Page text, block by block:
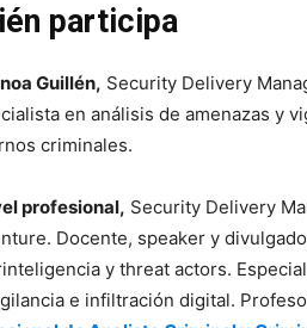
participa
Guillén, Security Delivery
en análisis de amenazas y
criminales.
profesional, Security Delivery
Docente, speaker y
y threat actors.
e infiltración digital.